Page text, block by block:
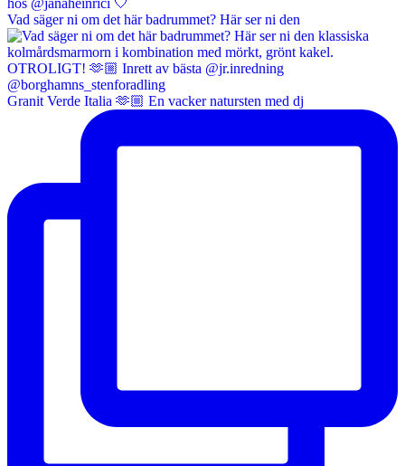
Vad säger ni om det här badrummet? Här ser ni den
Granit Verde Italia 🫶🏼 En vacker natursten med dj